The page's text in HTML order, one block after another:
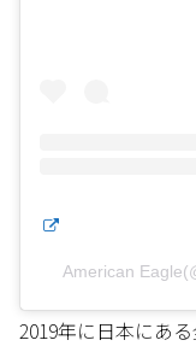
American
2019年に日本にあ